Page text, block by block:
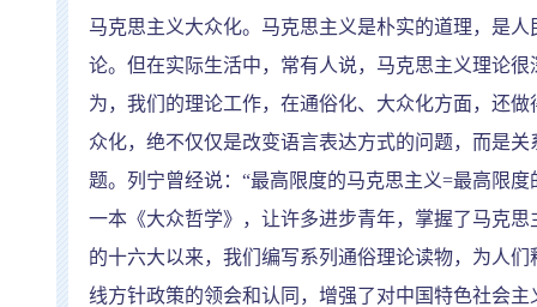
马克思主义大众化。马克思主义是朴实的道理，是
论。但在实际生活中，常有人说，马克思主义理论
为，我们的理论工作，在通俗化、大众化方面，还
众化，绝不仅仅是改变语言表达方式的问题，而是
题。列宁曾经说： “最高限度的马克思主义=最高限度
一本《大众哲学》，让许多进步青年，掌握了马克
的十六大以来，我们编写系列通俗理论读物，为人
线方针政策的领会和认同，增强了对中国特色社会